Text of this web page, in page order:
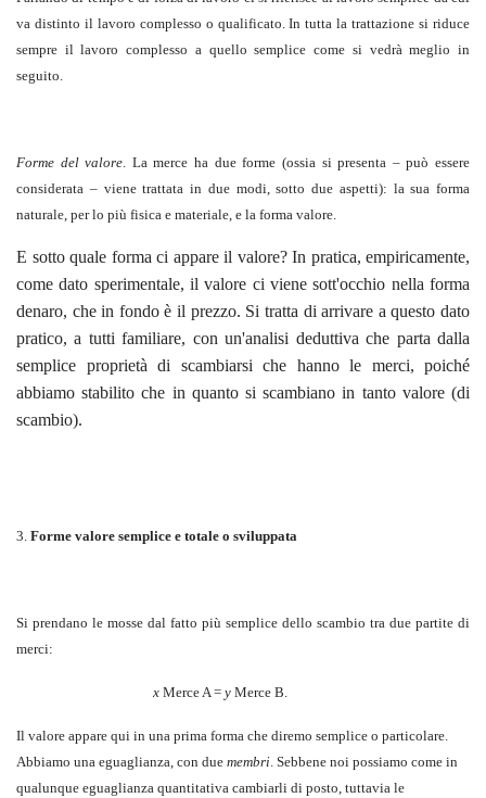
va distinto il lavoro complesso o qualificato. In tutta la trattazione si riduce
sempre il lavoro complesso a quello semplice come si vedrà meglio in
seguito.
Forme del valore. La merce ha due forme (ossia si presenta – può essere
considerata – viene trattata in due modi, sotto due aspetti): la sua forma
naturale, per lo più fisica e materiale, e la forma valore.
E sotto quale forma ci appare il valore? In pratica, empiricamente,
come dato sperimentale, il valore ci viene sott'occhio nella forma
denaro, che in fondo è il prezzo. Si tratta di arrivare a questo dato
pratico, a tutti familiare, con un'analisi deduttiva che parta dalla
semplice proprietà di scambiarsi che hanno le merci, poiché
abbiamo stabilito che in quanto si scambiano in tanto valore (di
scambio).
3. Forme valore semplice e totale o sviluppata
Si prendano le mosse dal fatto più semplice dello scambio tra due partite di
merci:
x Merce A = y Merce B.
Il valore appare qui in una prima forma che diremo semplice o particolare.
Abbiamo una eguaglianza, con due membri. Sebbene noi possiamo come in
qualunque eguaglianza quantitativa cambiarli di posto, tuttavia le